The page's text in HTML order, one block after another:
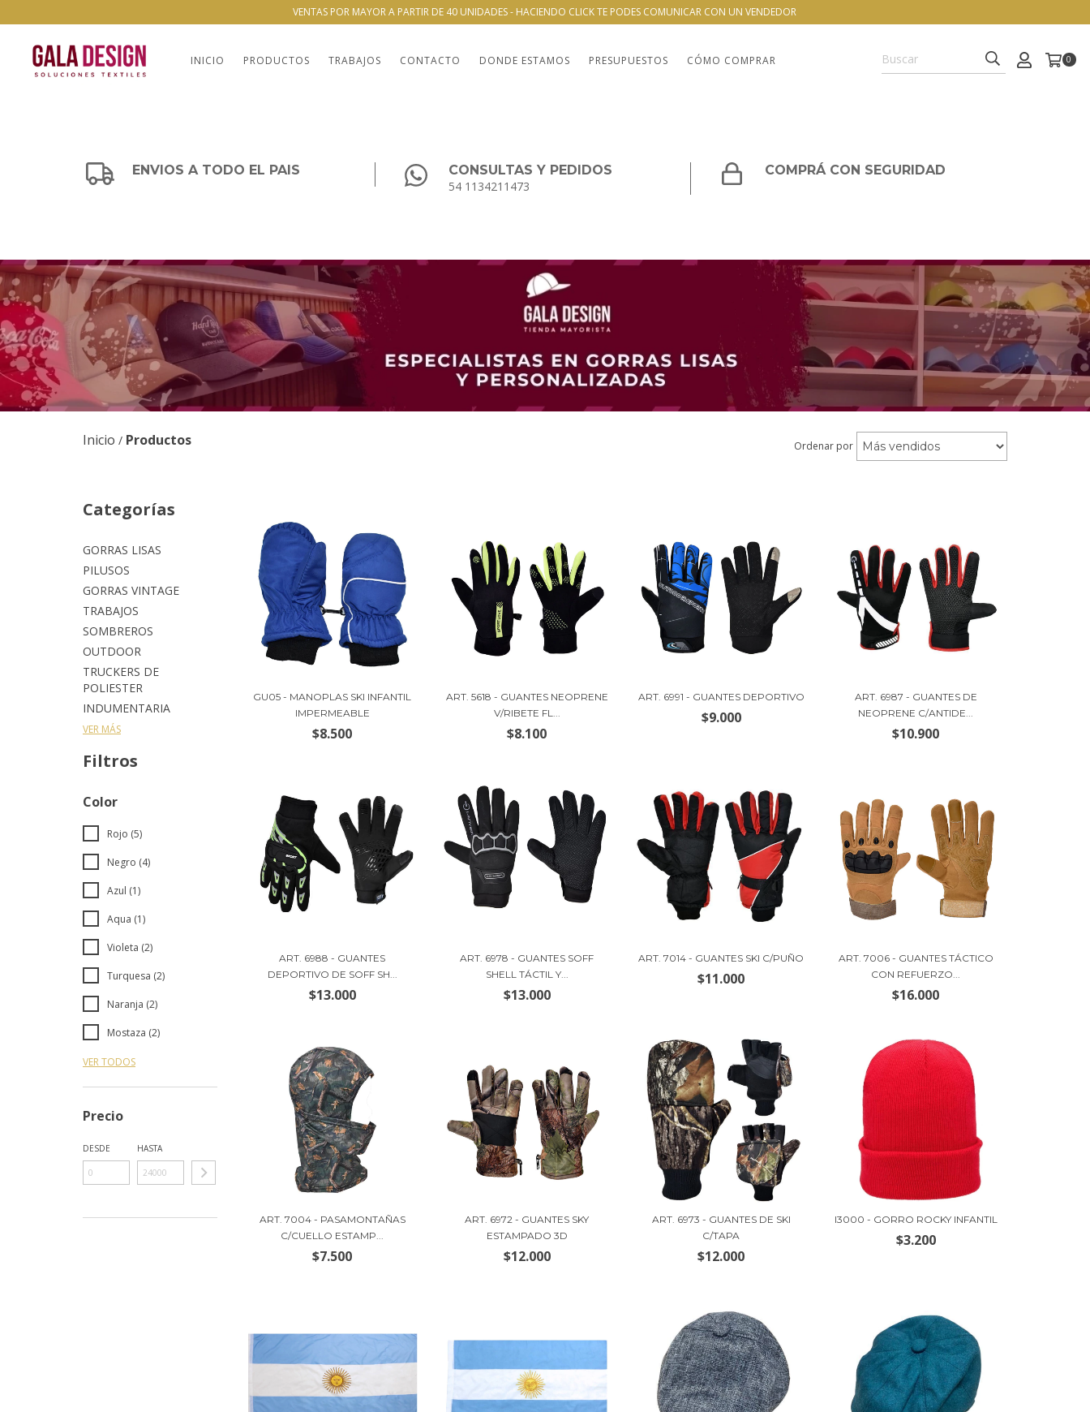
VENTAS POR MAYOR A PARTIR DE 40 UNIDADES - HACIENDO CLICK TE PODES COMUNICAR CON UN VENDEDOR
INICIO PRODUCTOS TRABAJOS CONTACTO DONDE ESTAMOS PRESUPUESTOS CÓMO COMPRAR 0
ENVIOS A TODO EL PAIS
CONSULTAS Y PEDIDOS
54 1134211473
COMPRÁ CON SEGURIDAD
Inicio / Productos Ordenar por
Categorías
GORRAS LISAS
PILUSOS
GORRAS VINTAGE
TRABAJOS
SOMBREROS
OUTDOOR
TRUCKERS DE
POLIESTER
INDUMENTARIA
VER MÁS
Filtros
Color
Rojo (5)
Negro (4)
Azul (1)
Aqua (1)
Violeta (2)
Turquesa (2)
Naranja (2)
Mostaza (2)
VER TODOS
Precio
DESDE HASTA
GU05 - MANOPLAS SKI INFANTIL
IMPERMEABLE
$8.500
ART. 5618 - GUANTES NEOPRENE
V/RIBETE FL...
$8.100
ART. 6991 - GUANTES DEPORTIVO
$9.000
ART. 6987 - GUANTES DE
NEOPRENE C/ANTIDE...
$10.900
ART. 6988 - GUANTES
DEPORTIVO DE SOFF SH...
$13.000
ART. 6978 - GUANTES SOFF
SHELL TÁCTIL Y...
$13.000
ART. 7014 - GUANTES SKI C/PUÑO
$11.000
ART. 7006 - GUANTES TÁCTICO
CON REFUERZO...
$16.000
ART. 7004 - PASAMONTAÑAS
C/CUELLO ESTAMP...
$7.500
ART. 6972 - GUANTES SKY
ESTAMPADO 3D
$12.000
ART. 6973 - GUANTES DE SKI
C/TAPA
$12.000
I3000 - GORRO ROCKY INFANTIL
$3.200